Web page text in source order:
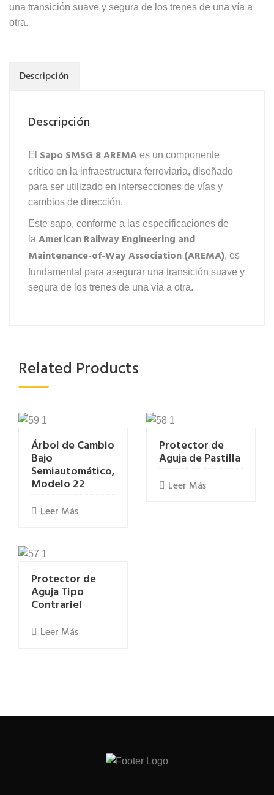
una transición suave y segura de los trenes de una vía a
otra.
Descripción
Descripción
El Sapo SMSG 8 AREMA es un componente
crítico en la infraestructura ferroviaria, diseñado
para ser utilizado en intersecciones de vías y
cambios de dirección.
Este sapo, conforme a las especificaciones de
la American Railway Engineering and
Maintenance-of-Way Association (AREMA), es
fundamental para asegurar una transición suave y
segura de los trenes de una vía a otra.
Related Products
Árbol de Cambio
Bajo
Semiautomático,
Modelo 22
Leer Más
Protector de
Aguja de Pastilla
Leer Más
Protector de
Aguja Tipo
Contrariel
Leer Más